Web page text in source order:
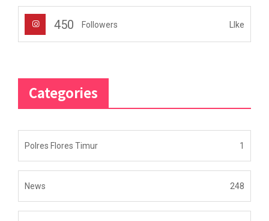
450 Followers LIke
Categories
Polres Flores Timur 1
News 248